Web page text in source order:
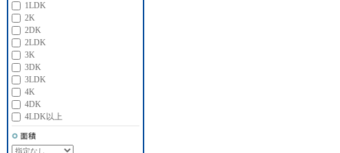
1LDK
2K
2DK
2LDK
3K
3DK
3LDK
4K
4DK
4LDK以上